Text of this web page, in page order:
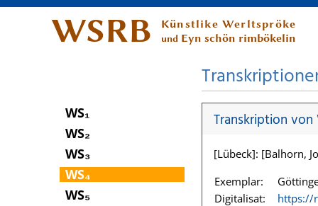
WSRB Künstlike Werltspröke
und Eyn schön rimbökelin
WS₁
WS₂
WS₃
WS₄
WS₅
Transkription von
[Lübeck]: [Balhorn,
Exemplar:
Digitalisat:
https://